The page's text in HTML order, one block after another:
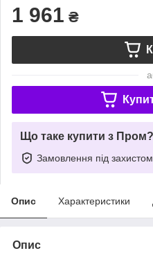
1 961 ₴
Що таке купити з Пром?
Замовлення під захистом
Опис Характеристики
Опис